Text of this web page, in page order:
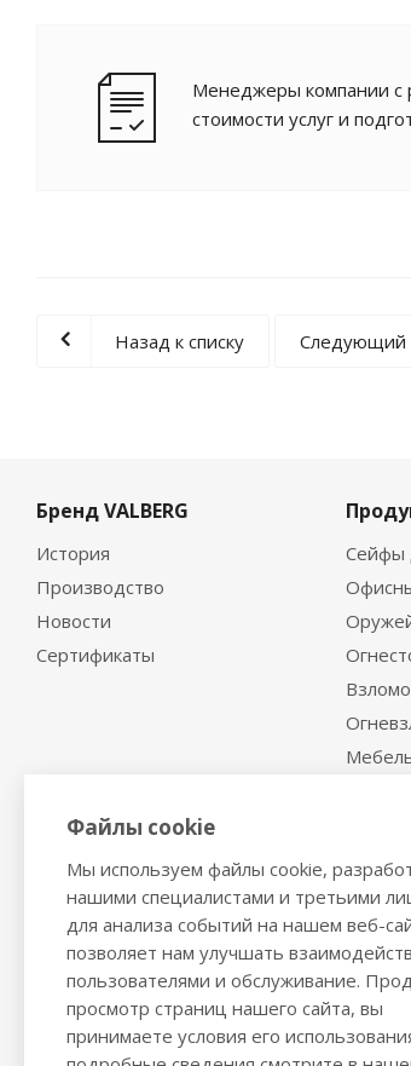
Менеджеры компании с
стоимости услуг и
Назад к списку Следующий
Бренд VALBERG
История
Производство
Новости
Сертификаты
Сейфы
Файлы cookie
Мы используем файлы cookie,
нашими специалистами и третьими
для анализа событий на нашем веб-
позволяет нам улучшать
пользователями и обслуживание.
просмотр страниц нашего сайта, вы
принимаете условия его